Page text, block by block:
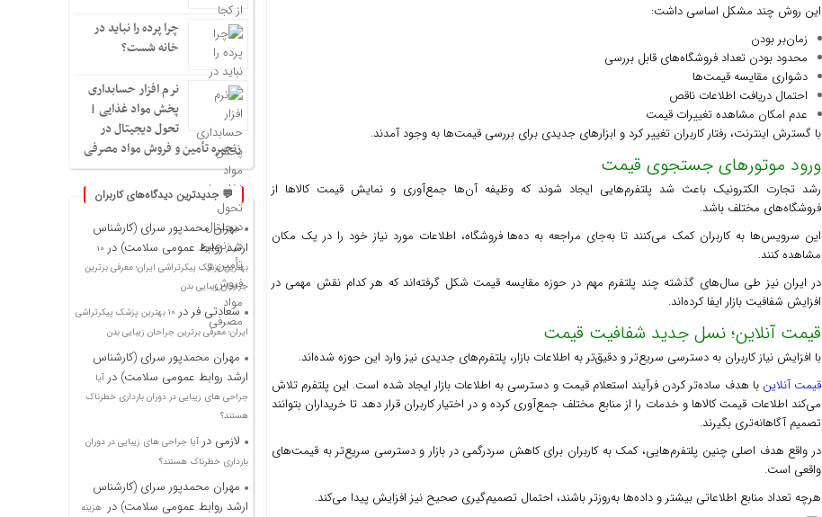
این روش چند مشکل اساسی داشت:
زمان‌بر بودن
محدود بودن تعداد فروشگاه‌های قابل بررسی
دشواری مقایسه قیمت‌ها
احتمال دریافت اطلاعات ناقص
عدم امکان مشاهده تغییرات قیمت
با گسترش اینترنت، رفتار کاربران تغییر کرد و ابزارهای جدیدی برای بررسی قیمت‌ها به وجود آمدند.
ورود موتورهای جستجوی قیمت
رشد تجارت الکترونیک باعث شد پلتفرم‌هایی ایجاد شوند که وظیفه آن‌ها جمع‌آوری و نمایش قیمت کالاها از
فروشگاه‌های مختلف باشد.
این سرویس‌ها به کاربران کمک می‌کنند تا به‌جای مراجعه به ده‌ها فروشگاه، اطلاعات مورد نیاز خود را در یک مکان
مشاهده کنند.
در ایران نیز طی سال‌های گذشته چند پلتفرم مهم در حوزه مقایسه قیمت شکل گرفته‌اند که هر کدام نقش مهمی در
افزایش شفافیت بازار ایفا کرده‌اند.
قیمت آنلاین؛ نسل جدید شفافیت قیمت
با افزایش نیاز کاربران به دسترسی سریع‌تر و دقیق‌تر به اطلاعات بازار، پلتفرم‌های جدیدی نیز وارد این حوزه شده‌اند.
قیمت آنلاین با هدف ساده‌تر کردن فرآیند استعلام قیمت و دسترسی به اطلاعات بازار ایجاد شده است. این پلتفرم تلاش
می‌کند اطلاعات قیمت کالاها و خدمات را از منابع مختلف جمع‌آوری کرده و در اختیار کاربران قرار دهد تا خریداران بتوانند
تصمیم آگاهانه‌تری بگیرند.
در واقع هدف اصلی چنین پلتفرم‌هایی، کمک به کاربران برای کاهش سردرگمی در بازار و دسترسی سریع‌تر به قیمت‌های
واقعی است.
هرچه تعداد منابع اطلاعاتی بیشتر و داده‌ها به‌روزتر باشند، احتمال تصمیم‌گیری صحیح نیز افزایش پیدا می‌کند.
چرا پرده را نباید در
خانه شست؟
نرم افزار حسابداری
پخش مواد غذایی |
تحول دیجیتال در
زنجیره تأمین و فروش مواد مصرفی
💬 جدیدترین دیدگاه‌های کاربران
مهران محمدپور سرای (کارشناس
ارشد روابط عمومی سلامت) در ۱۰
بهترین پزشک پیکرتراشی ایران؛ معرفی برترین
جراحان زیبایی بدن
سعادتی فر در
۱۰ بهترین پزشک پیکرتراشی
ایران؛ معرفی برترین جراحان زیبایی بدن
مهران محمدپور سرای (کارشناس
ارشد روابط عمومی سلامت) در آیا
جراحی های زیبایی در دوران بارداری خطرناک
هستند؟
لازمی در آیا جراحی های زیبایی در دوران
بارداری خطرناک هستند؟
مهران محمدپور سرای (کارشناس
ارشد روابط عمومی سلامت) در هزینه